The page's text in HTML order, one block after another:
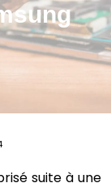
suite à une